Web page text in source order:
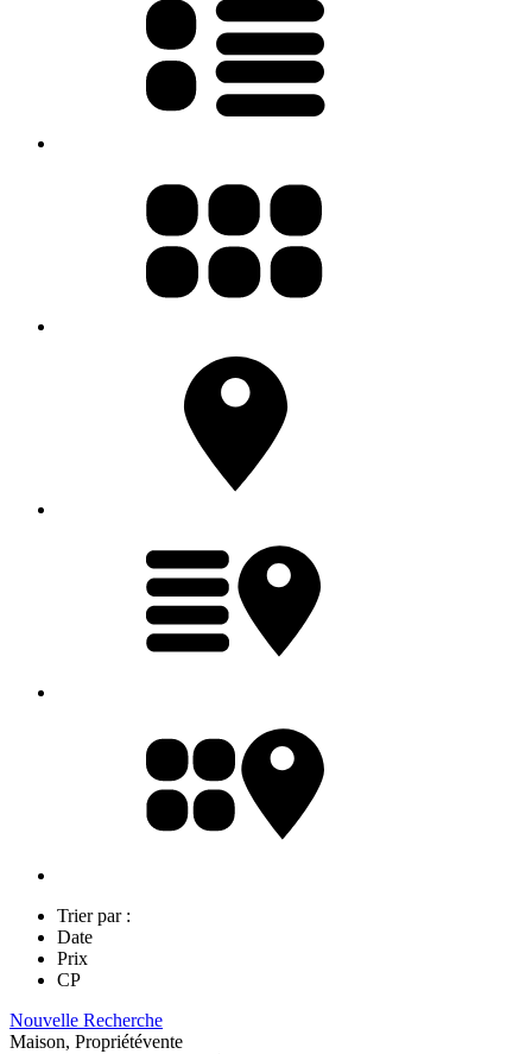
Trier par :
Date
Prix
CP
Nouvelle Recherche
Maison, Propriétévente